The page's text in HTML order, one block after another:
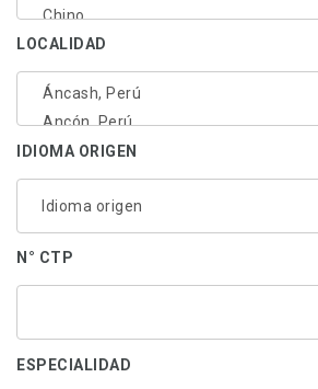
LOCALIDAD
IDIOMA ORIGEN
N° CTP
ESPECIALIDAD